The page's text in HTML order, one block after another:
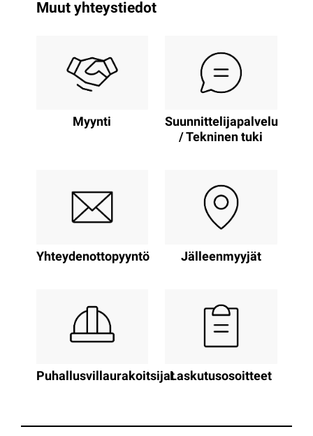
Muut yhteystiedot
Myynti
Suunnittelijapalvelu
/ Tekninen tuki
Yhteydenottopyyntö Jälleenmyyjät
PuhallusvillaurakoitsijatLaskutusosoitteet